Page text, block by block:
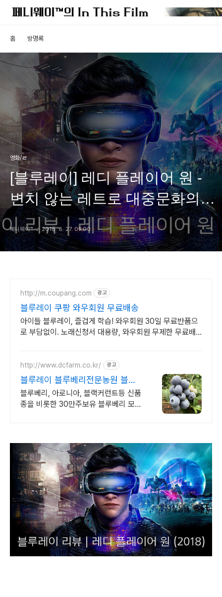
홈 방명록
영화/ㄹ
[블루레이] 레디 플레이어 원 -
변치 않는 레트로 대중문화의
위력
페니웨이™ 2018. 8. 27. 09:00
http://m.coupang.com 광고
블루레이 쿠팡 와우회원 무료배송
아이들 블루레이, 즐겁게 학습! 와우회원 30일 무료반품으
로 부담없이. 노래신청서 대용량, 와우회원 무제한 무료배
http://www.dcfarm.co.kr/ 광고
블루레이 블루베리전문농원 블루
베리묘목 농자재 영양제
블루베리, 아로니아, 블랙커런트등 신품
종을 비롯한 30만주보유 블루베리 모든